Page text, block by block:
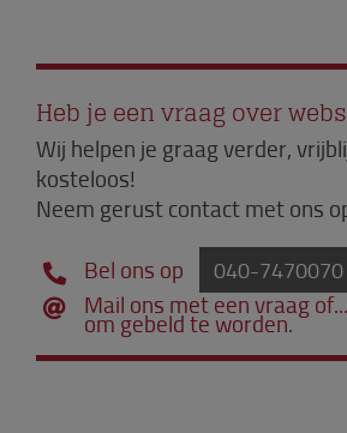
Heb je een vraag over
Wij helpen je graag verder,
kosteloos!
Neem gerust contact met ons
Bel ons op 040-7470070
Mail ons met een vraag of...
om gebeld te worden.